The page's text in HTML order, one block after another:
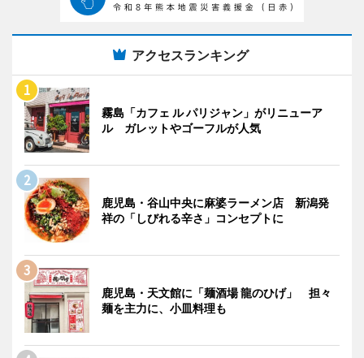
アクセスランキング
霧島「カフェ ル パリジャン」がリニューア
ル ガレットやゴーフルが人気
鹿児島・谷山中央に麻婆ラーメン店 新潟発
祥の「しびれる辛さ」コンセプトに
鹿児島・天文館に「麺酒場 龍のひげ」 担々
麺を主力に、小皿料理も